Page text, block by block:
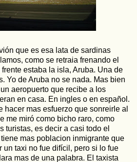
que es esa lata de sardinas
como se retraia frenando el
estaba la isla, Aruba. Una de
Yo de Aruba no se nada. Mas bien
aeropuerto que recibe a los
en casa. En ingles o en español.
hacer mas esfuerzo que sonreirle al
me miró como bicho raro, como
turistas, es decir a casi todo el
mas poblacion inmigrante que
un taxi no fue difícil, pero si lo fue
mas de una palabra. El taxista